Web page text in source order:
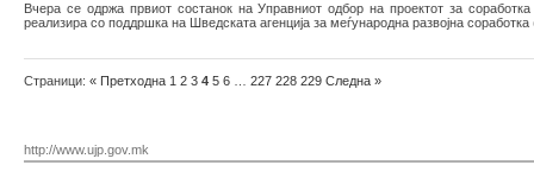
Вчера се одржа првиот состанок на Управниот одбор на проектот за
реализира со поддршка на Шведската агенција за меѓународна развојна
Страници: « Претходна 1 2 3 4 5 6 227 228 229 Следна »
http://www.ujp.gov.mk